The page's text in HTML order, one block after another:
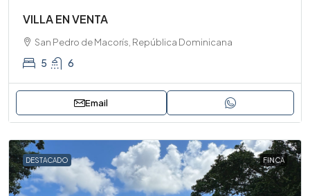
VILLA EN VENTA
San Pedro de Macorís, República Dominicana
5 6
Email
DESTACADO FINCA